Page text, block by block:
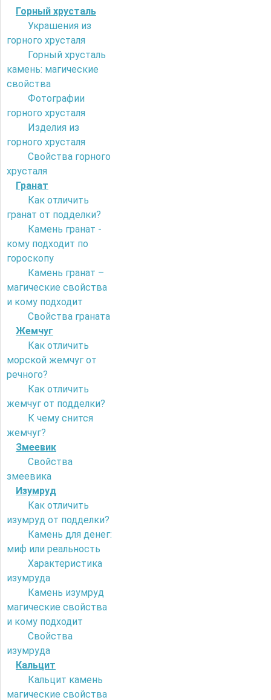
Горный хрусталь
Украшения из
горного хрусталя
Горный хрусталь
камень: магические
свойства
Фотографии
горного хрусталя
Изделия из
горного хрусталя
Свойства горного
хрусталя
Гранат
Как отличить
гранат от подделки?
Камень гранат -
кому подходит по
гороскопу
Камень гранат –
магические свойства
и кому подходит
Свойства граната
Жемчуг
Как отличить
морской жемчуг от
речного?
Как отличить
жемчуг от подделки?
К чему снится
жемчуг?
Змеевик
Свойства
змеевика
Изумруд
Как отличить
изумруд от подделки?
Камень для денег:
миф или реальность
Характеристика
изумруда
Камень изумруд
магические свойства
и кому подходит
Свойства
изумруда
Кальцит
Кальцит камень
магические свойства